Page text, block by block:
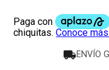
ENVÍO